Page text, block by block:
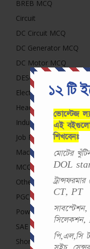
১২ টি
ভোল্টেজ
এই
শিখবেনঃ
মোটের
DOL
CT, PT
পি,এল,সি
BREB MCQ
Circuit
DC Circuit MCQ
DC Generator MCQ
DC Motor MCQ
DESCO, NESCO, PDB,
Electrical MCQ
Headline
Induction Motor MCQ
Job Preparation
Machine
MCQ
Others Exam
PGCB MCQ
Power System
SAE Course Contents
Short Question (Pro)